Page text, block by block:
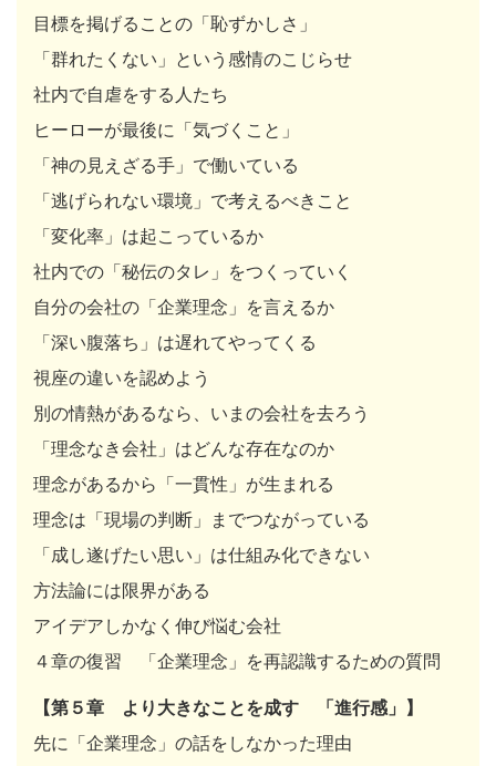
目標を掲げることの「恥ずかしさ」
「群れたくない」という感情のこじらせ
社内で自虐をする人たち
ヒーローが最後に「気づくこと」
「神の見えざる手」で働いている
「逃げられない環境」で考えるべきこと
「変化率」は起こっているか
社内での「秘伝のタレ」をつくっていく
自分の会社の「企業理念」を言えるか
「深い腹落ち」は遅れてやってくる
視座の違いを認めよう
別の情熱があるなら、いまの会社を去ろう
「理念なき会社」はどんな存在なのか
理念があるから「一貫性」が生まれる
理念は「現場の判断」までつながっている
「成し遂げたい思い」は仕組み化できない
方法論には限界がある
アイデアしかなく伸び悩む会社
４章の復習 「企業理念」を再認識するための質問
【第５章 より大きなことを成す 「進行感」】
先に「企業理念」の話をしなかった理由